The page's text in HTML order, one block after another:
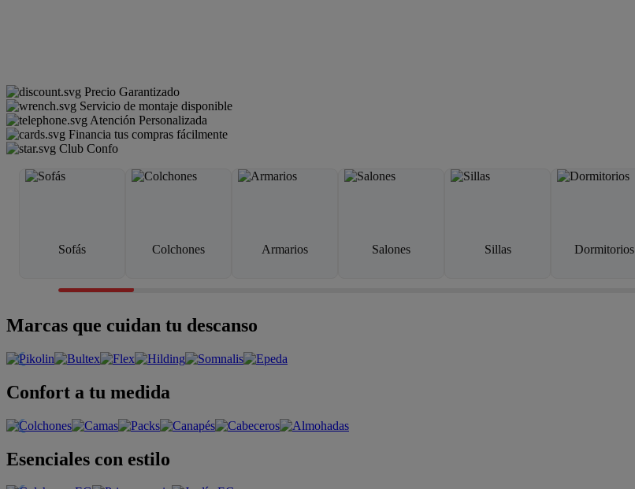
Precio Garantizado
Servicio de montaje disponible
Atención Personalizada
Financia tus compras fácilmente
Club Confo
Sofás Colchones Armarios Salones Sillas Dormitorios
Marcas que cuidan tu descanso
Confort a tu medida
Esenciales con estilo